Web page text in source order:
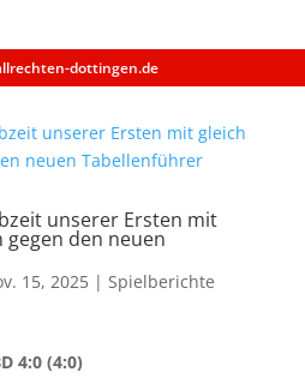
dottingen.de
unserer Ersten mit
gegen den neuen
15, 2025| Spielberichte
4:0 (4:0)